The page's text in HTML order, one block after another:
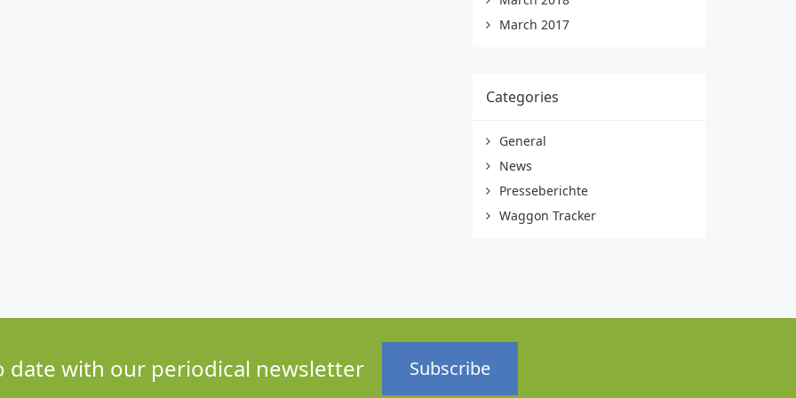
March 2017
Categories
General
News
Presseberichte
Waggon Tracker
date with our periodical newsletter Subscribe